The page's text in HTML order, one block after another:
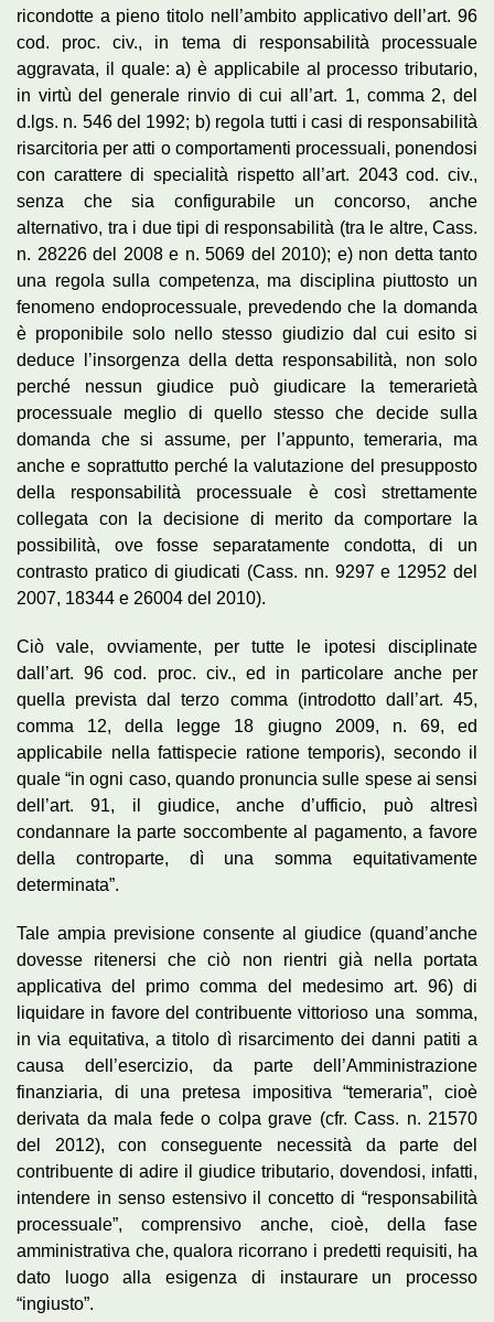
ricondotte a pieno titolo nell’ambito applicativo dell’art. 96
cod. proc. civ., in tema di responsabilità processuale
aggravata, il quale: a) è applicabile al processo tributario,
in virtù del generale rinvio di cui all’art. 1, comma 2, del
d.lgs. n. 546 del 1992; b) regola tutti i casi di responsabilità
risarcitoria per atti o comportamenti processuali, ponendosi
con carattere di specialità rispetto all’art. 2043 cod. civ.,
senza che sia configurabile un concorso, anche
alternativo, tra i due tipi di responsabilità (tra le altre, Cass.
n. 28226 del 2008 e n. 5069 del 2010); e) non detta tanto
una regola sulla competenza, ma disciplina piuttosto un
fenomeno endoprocessuale, prevedendo che la domanda
è proponibile solo nello stesso giudizio dal cui esito si
deduce l’insorgenza della detta responsabilità, non solo
perché nessun giudice può giudicare la temerarietà
processuale meglio di quello stesso che decide sulla
domanda che si assume, per l’appunto, temeraria, ma
anche e soprattutto perché la valutazione del presupposto
della responsabilità processuale è così strettamente
collegata con la decisione di merito da comportare la
possibilità, ove fosse separatamente condotta, di un
contrasto pratico di giudicati (Cass. nn. 9297 e 12952 del
2007, 18344 e 26004 del 2010).
Ciò vale, ovviamente, per tutte le ipotesi disciplinate
dall’art. 96 cod. proc. civ., ed in particolare anche per
quella prevista dal terzo comma (introdotto dall’art. 45,
comma 12, della legge 18 giugno 2009, n. 69, ed
applicabile nella fattispecie ratione temporis), secondo il
quale “in ogni caso, quando pronuncia sulle spese ai sensi
dell’art. 91, il giudice, anche d’ufficio, può altresì
condannare la parte soccombente al pagamento, a favore
della controparte, dì una somma equitativamente
determinata”.
Tale ampia previsione consente al giudice (quand’anche
dovesse ritenersi che ciò non rientri già nella portata
applicativa del primo comma del medesimo art. 96) di
liquidare in favore del contribuente vittorioso una somma,
in via equitativa, a titolo dì risarcimento dei danni patiti a
causa dell’esercizio, da parte dell’Amministrazione
finanziaria, di una pretesa impositiva “temeraria”, cioè
derivata da mala fede o colpa grave (cfr. Cass. n. 21570
del 2012), con conseguente necessità da parte del
contribuente di adire il giudice tributario, dovendosi, infatti,
intendere in senso estensivo il concetto di “responsabilità
processuale”, comprensivo anche, cioè, della fase
amministrativa che, qualora ricorrano i predetti requisiti, ha
dato luogo alla esigenza di instaurare un processo
“ingiusto”.